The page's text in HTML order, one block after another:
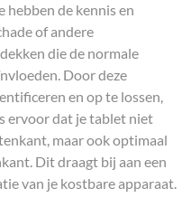
hebben de kennis en
of andere
die de normale
Door deze
en op te lossen,
ervoor dat je tablet niet
maar ook optimaal
Dit draagt bij aan een
van je kostbare apparaat.